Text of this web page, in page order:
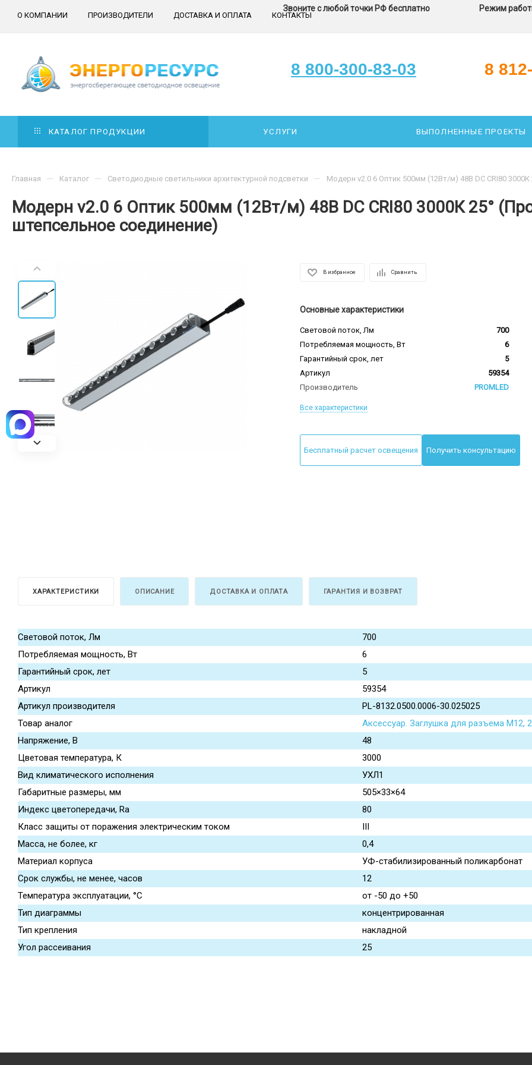
О КОМПАНИИ ПРОИЗВОДИТЕЛИ ДОСТАВКА И ОПЛАТА КОНТАКТЫ
Звоните с любой точки РФ бесплатно
8 800-300-83-03
Режим
8
КАТАЛОГ ПРОДУКЦИИ УСЛУГИ ВЫПОЛНЕННЫЕ ПРОЕКТЫ
Модерн v2.0 6 Оптик 500мм (12Вт/м) 48В DC CRI80 3000К 25°
штепсельное соединение)
Главная — Каталог — Светодиодные светильники архитектурной подсветки — Модерн v2.0 6 Оптик 500мм (12Вт/м) 48В DC CRI80
В избранное Сравнить
Основные характеристики
Световой поток, Лм
700
Потребляемая мощность, Вт
6
Гарантийный срок, лет
5
Артикул
59354
Производитель
PROMLED
Все характеристики
Бесплатный расчет освещения Получить консультацию
ХАРАКТЕРИСТИКИ ОПИСАНИЕ ДОСТАВКА И ОПЛАТА ГАРАНТИЯ И ВОЗВРАТ
Световой поток, Лм
700
Потребляемая мощность, Вт
6
Гарантийный срок, лет
5
Артикул
59354
Артикул производителя
PL-8132.0500.0006-30.025025
Товар аналог
Аксессуар. Заглушка для разъема M12,
Напряжение, В
48
Цветовая температура, К
3000
Вид климатического исполнения
УХЛ1
Габаритные размеры, мм
505×33×64
Индекс цветопередачи, Ra
80
Класс защиты от поражения электрическим током
III
Масса, не более, кг
0,4
Материал корпуса
УФ-стабилизированный поликарбонат
Срок службы, не менее, часов
12
Температура эксплуатации, °С
от -50 до +50
Тип диаграммы
концентрированная
Тип крепления
накладной
Угол рассеивания
25